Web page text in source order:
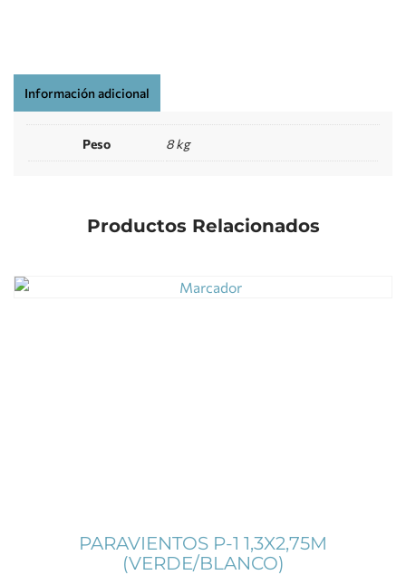
Información adicional
Peso 8 kg
Productos Relacionados
PARAVIENTOS P-1 1,3X2,75M
(VERDE/BLANCO)